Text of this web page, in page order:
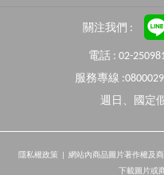
關注我們 :
電話 : 02-
服務專線
週日、國定
隱私權政策 | 網站內商品圖片著作權及
下載圖片或